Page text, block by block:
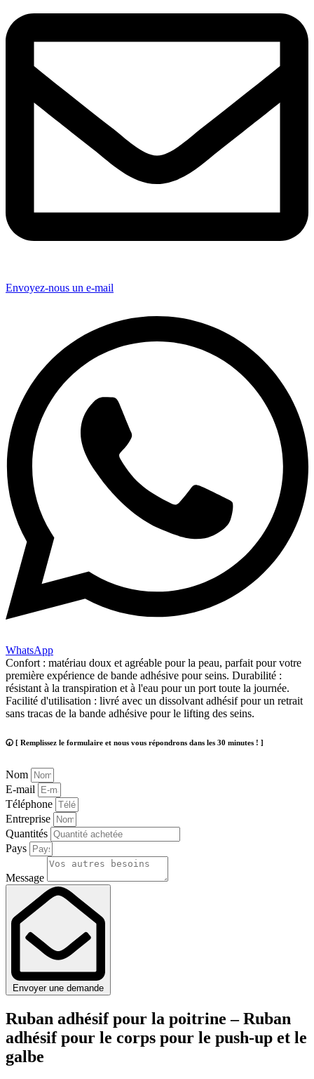
Envoyez-nous un e-mail
WhatsApp
Confort : matériau doux et agréable pour la peau, parfait pour votre
première expérience de bande adhésive pour seins. Durabilité :
résistant à la transpiration et à l'eau pour un port toute la journée.
Facilité d'utilisation : livré avec un dissolvant adhésif pour un retrait
sans tracas de la bande adhésive pour le lifting des seins.
🕢 [ Remplissez le formulaire et nous vous répondrons dans les 30 minutes ! ]
Nom
E-mail
Téléphone
Entreprise
Quantités
Pays
Message
Envoyer une demande
Ruban adhésif pour la poitrine – Ruban
adhésif pour le corps pour le push-up et le
galbe